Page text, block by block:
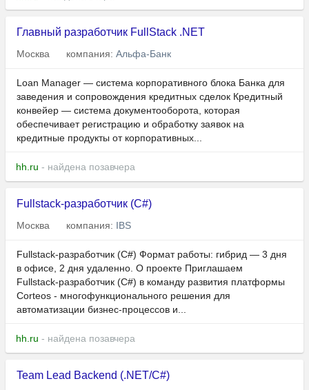
Главный разработчик FullStack .NET
Москва компания: Альфа-Банк
Loan Manager — система корпоративного блока Банка для
заведения и сопровождения кредитных сделок Кредитный
конвейер — система документооборота, которая
обеспечивает регистрацию и обработку заявок на
кредитные продукты от корпоративных...
hh.ru - найдена позавчера
Fullstack‑разработчик (C#)
Москва компания: IBS
Fullstack‑разработчик (C#) Формат работы: гибрид — 3 дня
в офисе, 2 дня удаленно. О проекте Приглашаем
Fullstack‑разработчик (C#) в команду развития платформы
Corteos - многофункционального решения для
автоматизации бизнес-процессов и...
hh.ru - найдена позавчера
Team Lead Backend (.NET/C#)